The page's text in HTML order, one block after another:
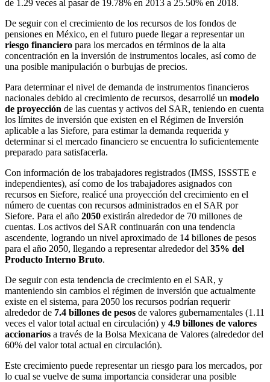
de 1.29 veces al pasar de 19.78% en 2013 a 25.50% en 2018.
De seguir con el crecimiento de los recursos de los fondos de
pensiones en México, en el futuro puede llegar a representar un
riesgo financiero para los mercados en términos de la alta
concentración en la inversión de instrumentos locales, así como de
una posible manipulación o burbujas de precios.
Para determinar el nivel de demanda de instrumentos financieros
nacionales debido al crecimiento de recursos, desarrollé un modelo
de proyección de las cuentas y activos del SAR, teniendo en cuenta
los límites de inversión que existen en el Régimen de Inversión
aplicable a las Siefore, para estimar la demanda requerida y
determinar si el mercado financiero se encuentra lo suficientemente
preparado para satisfacerla.
Con información de los trabajadores registrados (IMSS, ISSSTE e
independientes), así como de los trabajadores asignados con
recursos en Siefore, realicé una proyección del crecimiento en el
número de cuentas con recursos administrados en el SAR por
Siefore. Para el año 2050 existirán alrededor de 70 millones de
cuentas. Los activos del SAR continuarán con una tendencia
ascendente, logrando un nivel aproximado de 14 billones de pesos
para el año 2050, llegando a representar alrededor del 35% del
Producto Interno Bruto.
De seguir con esta tendencia de crecimiento en el SAR, y
manteniendo sin cambios el régimen de inversión que actualmente
existe en el sistema, para 2050 los recursos podrían requerir
alrededor de 7.4 billones de pesos de valores gubernamentales (1.11
veces el valor total actual en circulación) y 4.9 billones de valores
accionarios a través de la Bolsa Mexicana de Valores (alrededor del
60% del valor total actual en circulación).
Este crecimiento puede representar un riesgo para los mercados, por
lo cual se vuelve de suma importancia considerar una posible